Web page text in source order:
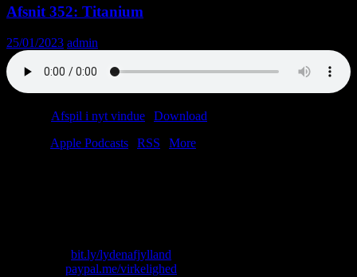
Afsnit 352: Titanium
25/01/2023 admin
Afspil i nyt vindue Download
Apple Podcasts RSS
More
bit.ly/lydenafjylland
paypal.me/virkelighed